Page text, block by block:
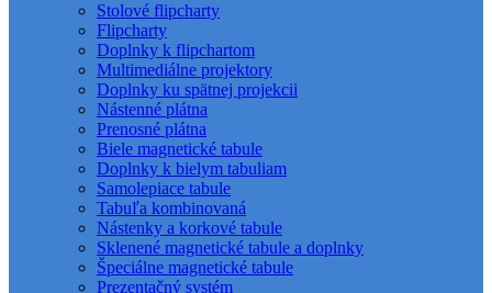
Stolové flipcharty
Flipcharty
Doplnky k flipchartom
Multimediálne projektory
Doplnky ku spätnej projekcii
Nástenné plátna
Prenosné plátna
Biele magnetické tabule
Doplnky k bielym tabuliam
Samolepiace tabule
Tabuľa kombinovaná
Nástenky a korkové tabule
Sklenené magnetické tabule a doplnky
Špeciálne magnetické tabule
Prezentačný systém